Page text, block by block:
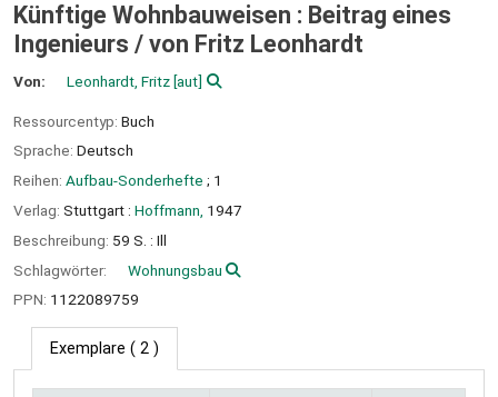
Künftige Wohnbauweisen : Beitrag eines
Ingenieurs / von Fritz Leonhardt
Von: Leonhardt, Fritz[aut]
Ressourcentyp: Buch
Sprache: Deutsch
Reihen: Aufbau-Sonderhefte ; 1
Verlag: Stuttgart : Hoffmann, 1947
Beschreibung: 59 S. : Ill
Schlagwörter:
Wohnungsbau
PPN: 1122089759
Exemplare ( 2 )